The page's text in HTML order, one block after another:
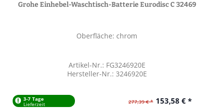
Grohe Einhebel-Waschtisch-Batterie Eurodisc C 32469
Oberfläche: chrom
Artikel-Nr.: FG3246920E
Hersteller-Nr.: 3246920E
3-7 Tage
Lieferzeit 277,39 € * 153,58 € *